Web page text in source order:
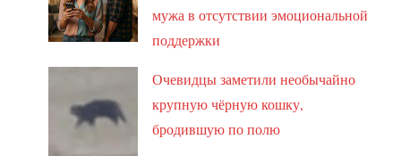
мужа в отсутствии эмоциональной
поддержки
Очевидцы заметили необычайно
крупную чёрную кошку,
бродившую по полю